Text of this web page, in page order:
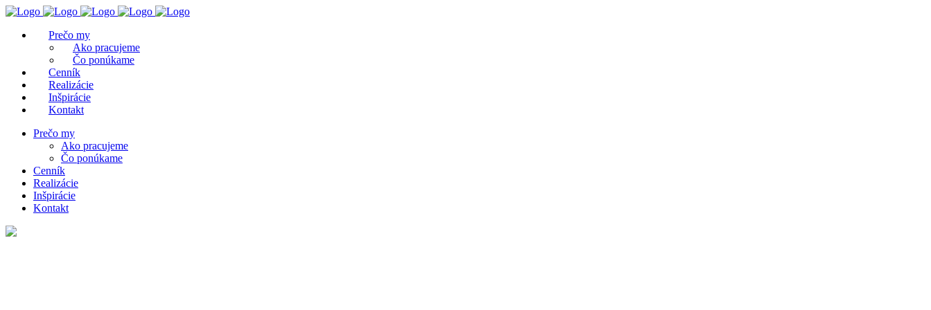
Prečo my
Ako pracujeme
Čo ponúkame
Cenník
Realizácie
Inšpirácie
Kontakt
Prečo my
Ako pracujeme
Čo ponúkame
Cenník
Realizácie
Inšpirácie
Kontakt